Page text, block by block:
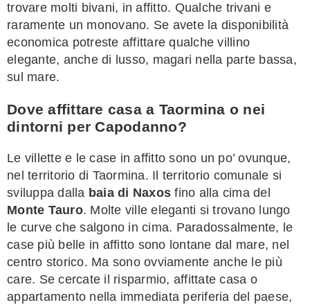
trovare molti bivani, in affitto. Qualche trivani e
raramente un monovano. Se avete la disponibilità
economica potreste affittare qualche villino
elegante, anche di lusso, magari nella parte bassa,
sul mare.
Dove affittare casa a Taormina o nei
dintorni per Capodanno?
Le villette e le case in affitto sono un po’ ovunque,
nel territorio di Taormina. Il territorio comunale si
sviluppa dalla baia di Naxos fino alla cima del
Monte Tauro. Molte ville eleganti si trovano lungo
le curve che salgono in cima. Paradossalmente, le
case più belle in affitto sono lontane dal mare, nel
centro storico. Ma sono ovviamente anche le più
care. Se cercate il risparmio, affittate casa o
appartamento nella immediata periferia del paese,